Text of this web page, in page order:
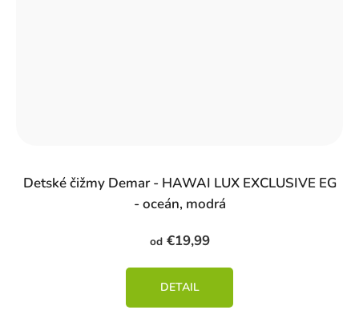
Detské čižmy Demar - HAWAI LUX EXCLUSIVE EG
- oceán, modrá
od€19,99
DETAIL